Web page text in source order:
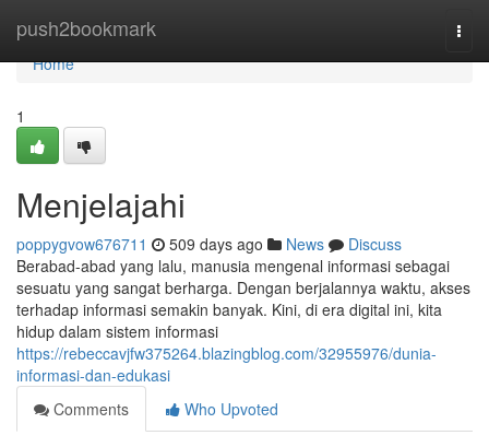
push2bookmark
Home
Home
1
Menjelajahi
poppygvow676711 509 days ago News
Discuss
Berabad-abad yang lalu, manusia mengenal informasi sebagai
sesuatu yang sangat berharga. Dengan berjalannya waktu, akses
terhadap informasi semakin banyak. Kini, di era digital ini, kita
hidup dalam sistem informasi
https://rebeccavjfw375264.blazingblog.com/32955976/dunia-
informasi-dan-edukasi
Comments
Who Upvoted